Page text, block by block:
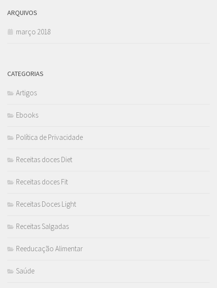
ARQUIVOS
março 2018
CATEGORIAS
Artigos
Ebooks
Política de Privacidade
Receitas doces Diet
Receitas doces Fit
Receitas Doces Light
Receitas Salgadas
Reeducação Alimentar
Saúde